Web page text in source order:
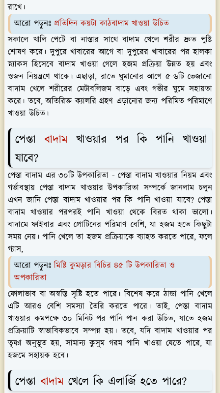
রাখে।
আরো পড়ুনঃ প্রতিদিন কয়টা কাঠবাদাম খাওয়া উচিত
সকালে খালি পেটে বা নাস্তার সাথে বাদাম খেলে শরীর দ্রুত পুষ্টি
শোষণ করে। দুপুরে খাবারের আগে বা দুপুরের খাবারের পর হালকা
স্ন্যাকস হিসেবে বাদাম খাওয়া গেলে হজম প্রক্রিয়া উন্নত হয় এবং
ওজন নিয়ন্ত্রণে থাকে। এছাড়া, রাতে ঘুমানোর আগে ৫-৬টি ভেজানো
বাদাম খেলে শরীরের মেটাবলিজম বাড়ে এবং গভীর ঘুমে সহায়তা
করে। তবে, অতিরিক্ত ক্যালরি গ্রহণ এড়ানোর জন্য পরিমিত পরিমাণে
খাওয়া উচিত।
পেস্তাবাদাম খাওয়ার পর কি পানি খাওয়া
যাবে?
পেস্তা বাদাম এর ৩০টি উপকারিতা - পেস্তা বাদাম খাওয়ার নিয়ম এবং
গর্ভাবস্থায় পেস্তা বাদাম খাওয়ার উপকারিতা সম্পর্কে জানলাম চলুন
এখন জানি পেস্তা বাদাম খাওয়ার পর কি পানি খাওয়া যাবে? পেস্তা
বাদাম খাওয়ার পরপরই পানি খাওয়া থেকে বিরত থাকা ভালো।
বাদামে ফাইবার এবং প্রোটিনের পরিমাণ বেশি, যা হজম হতে কিছুটা
সময় নেয়। পানি খেলে তা হজম প্রক্রিয়াকে ব্যাহত করতে পারে, ফলে
গ্যাস,
আরো পড়ুনঃমিষ্টি কুমড়ার বিচির ৪৫ টি উপকারিতা ও
অপকারিতা
ফোলাভাব বা অস্বস্তি সৃষ্টি হতে পারে। বিশেষ করে ঠান্ডা পানি খেলে
এটি আরও বেশি সমস্যা তৈরি করতে পারে। তাই, পেস্তা বাদাম
খাওয়ার কমপক্ষে ৩০ মিনিট পর পানি পান করা উচিত, যাতে হজম
প্রক্রিয়াটি স্বাভাবিকভাবে সম্পন্ন হয়। তবে, যদি বাদাম খাওয়ার পর
তৃষ্ণা অনুভূত হয়, সামান্য কুসুম গরম পানি খাওয়া যেতে পারে, যা
হজমে সহায়ক হবে।
পেস্তাবাদাম খেলে কি এলার্জি হতে পারে?